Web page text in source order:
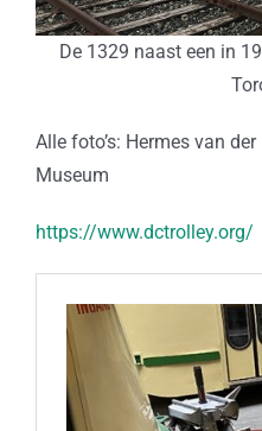
De 1329 naast een in
Alle foto’s: Hermes van
Museum
https://www.dctrolley.org/